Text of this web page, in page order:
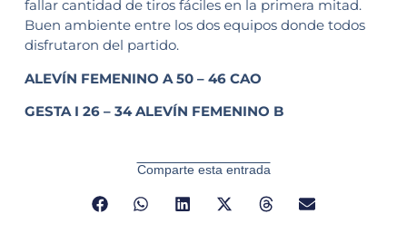
fallar cantidad de tiros fáciles en la primera mitad.
Buen ambiente entre los dos equipos donde todos
disfrutaron del partido.
ALEVÍN FEMENINO A 50 – 46 CAO
GESTA I 26 – 34 ALEVÍN FEMENINO B
Comparte esta entrada